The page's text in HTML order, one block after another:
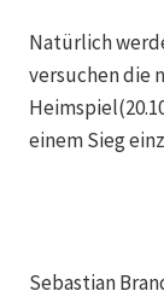
Natürlich
versuchen die
einem Sieg
Sebastian